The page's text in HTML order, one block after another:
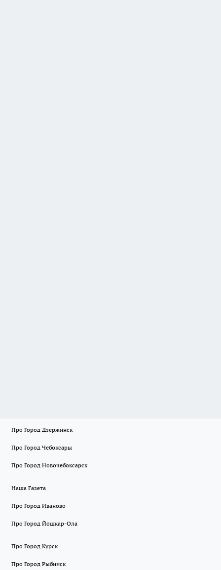
Про Город Дзержинск
Про Город Чебоксары
Про Город Новочебоксарск
Наша Газета
Про Город Иваново
Про Город Йошкар-Ола
Про Город Курск
Про Город Рыбинск